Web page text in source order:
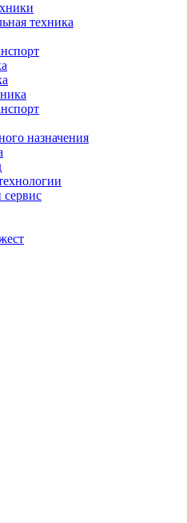
техника
назначения